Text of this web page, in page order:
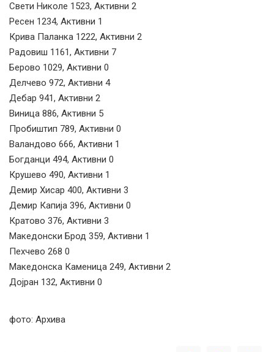
Свети Николе 1523, Активни 2
Ресен 1234, Активни 1
Крива Паланка 1222, Активни 2
Радовиш 1161, Активни 7
Берово 1029, Активни 0
Делчево 972, Активни 4
Дебар 941, Активни 2
Виница 886, Активни 5
Пробиштип 789, Активни 0
Валандово 666, Активни 1
Богданци 494, Активни 0
Крушево 490, Активни 1
Демир Хисар 400, Активни 3
Демир Капија 396, Активни 0
Кратово 376, Активни 3
Македонски Брод 359, Активни 1
Пехчево 268 0
Македонска Каменица 249, Активни 2
Дојран 132, Активни 0
фото: Архива